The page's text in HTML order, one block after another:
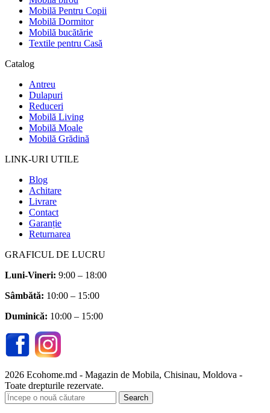
Mobilă Pentru Copii
Mobilă Dormitor
Mobilă bucătărie
Textile pentru Casă
Catalog
Antreu
Dulapuri
Reduceri
Mobilă Living
Mobilă Moale
Mobilă Grădină
LINK-URI UTILE
Blog
Achitare
Livrare
Contact
Garanție
Returnarea
GRAFICUL DE LUCRU
Luni-Vineri: 9:00 – 18:00
Sâmbătă: 10:00 – 15:00
Duminică: 10:00 – 15:00
2026 Ecohome.md - Magazin de Mobila, Chisinau, Moldova -
Toate drepturile rezervate.
Search